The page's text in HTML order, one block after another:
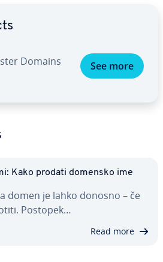
Domains See more
Kako prodati domensko ime
domen je lahko donosno – če
Postopek…
Read more